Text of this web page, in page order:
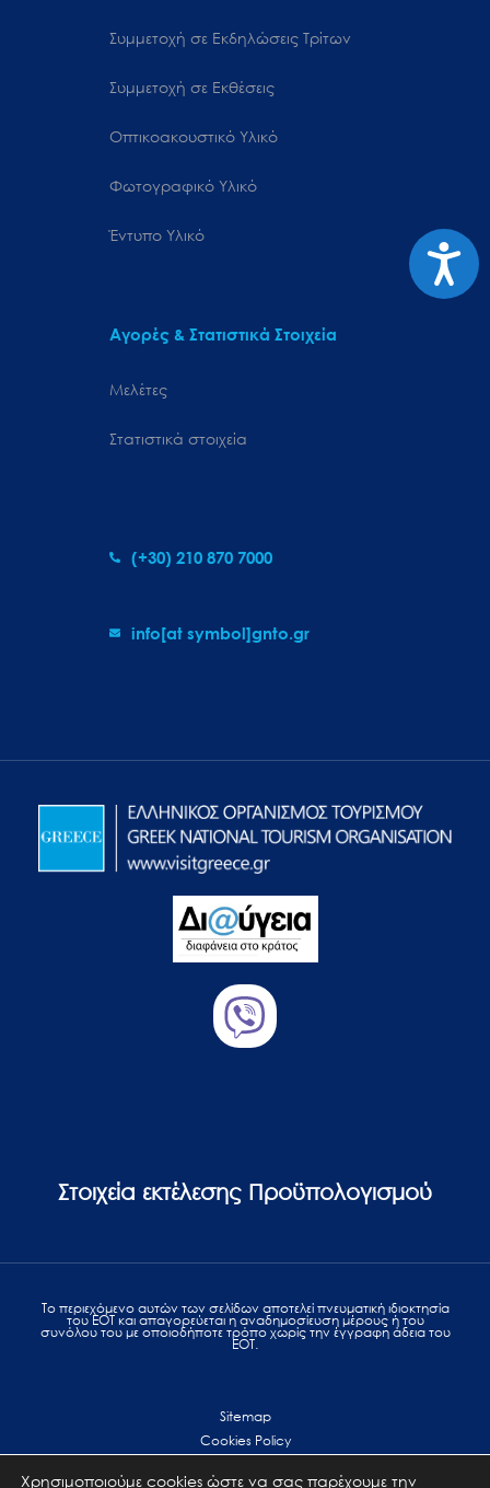
Συμμετοχή σε Εκδηλώσεις Τρίτων
Συμμετοχή σε Εκθέσεις
Οπτικοακουστικό Υλικό
Φωτογραφικό Υλικό
Έντυπο Υλικό
Αγορές & Στατιστικά Στοιχεία
Μελέτες
Στατιστικά στοιχεία
(+30) 210 870 7000
info[at symbol]gnto.gr
Στοιχεία εκτέλεσης Προϋπολογισμού
Το περιεχόμενο αυτών των σελίδων αποτελεί πvευματική ιδιοκτησία
του ΕΟΤ και απαγορεύεται η αναδημοσίευση μέρους ή του
συνόλου του με οποιοδήποτε τρόπο χωρίς την έγγραφη άδεια του
ΕΟΤ.
Sitemap
Cookies Policy
Χρησιμοποιούμε cookies ώστε να σας παρέχουμε την